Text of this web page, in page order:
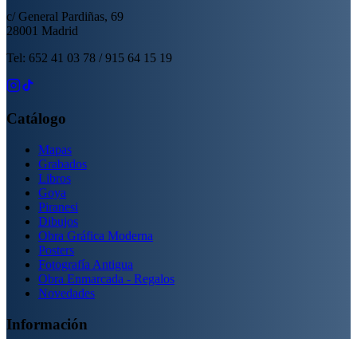
c/ General Pardiñas, 69
28001 Madrid
Tel: 652 41 03 78 / 915 64 15 19
Catálogo
Mapas
Grabados
Libros
Goya
Piranesi
Dibujos
Obra Gráfica Moderna
Posters
Fotografía Antigua
Obra Enmarcada - Regalos
Novedades
Información